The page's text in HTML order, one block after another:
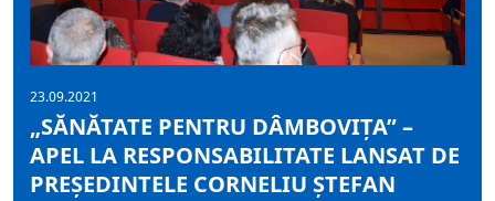
23.09.2021
„SĂNĂTATE PENTRU DÂMBOVIȚA” –
APEL LA RESPONSABILITATE LANSAT DE
PREȘEDINTELE CORNELIU ȘTEFAN